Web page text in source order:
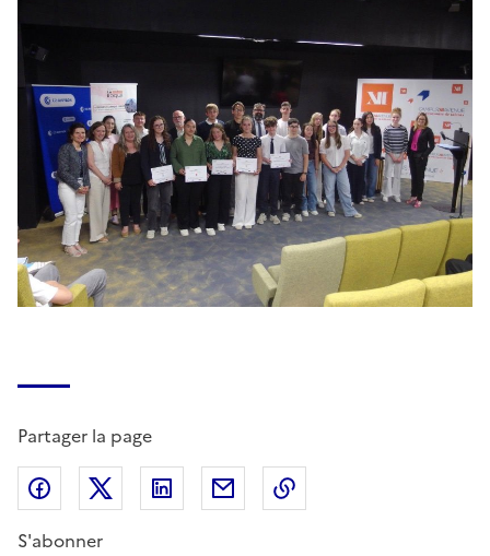
Partager la page
Partager sur Facebook
Partager sur X (anciennement Twitter)
Partager sur LinkedIn
Partager par email
S'abonner